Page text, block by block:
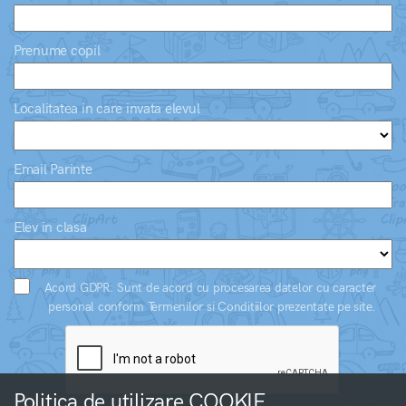
Prenume copil
Localitatea in care invata elevul
Email Parinte
Elev in clasa
Acord GDPR: Sunt de acord cu procesarea datelor cu caracter
personal conform Termenilor si Conditiilor prezentate pe site.